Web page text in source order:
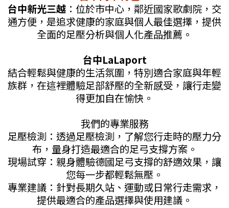
台中新光三越 ：位於市中心，鄰近國家歌劇院，交
通方便，是追求健康的家庭與個人最佳選擇，提供
全面的足壓分析與個人化產品推薦。
台中LaLaport
結合輕鬆與健康的生活氛圍，特別適合家庭與年輕
族群，在這裡體驗足部舒壓的全新感受，讓行走變
得更加自在愉快。
我們的專業服務
足壓檢測：透過足壓檢測，了解您行走時的壓力分
布，量身打造最適合的足弓支撐方案。
現場試穿：親身體驗德國足弓支撐的舒適效果，讓
您每一步都輕鬆無壓。
專業建議：針對長期久站、運動或日常行走需求，
提供最適合的產品選擇與使用建議。